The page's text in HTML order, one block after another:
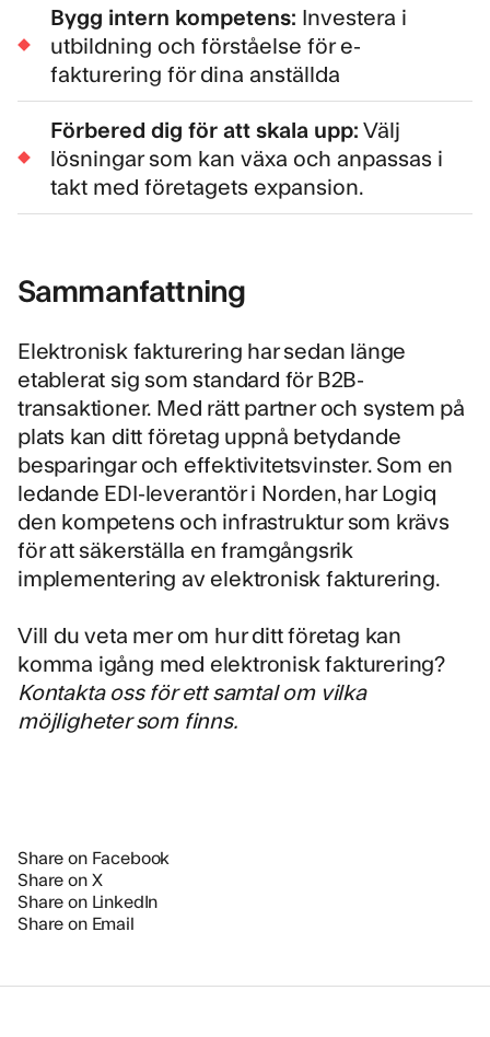
Share on Facebook
Share on X
Share on LinkedIn
Share on Email
Bygg intern kompetens: Investera i
utbildning och förståelse för e-
fakturering för dina anställda
Förbered dig för att skala upp:Välj
lösningar som kan växa och anpassas i
takt med företagets expansion.
Sammanfattning
Elektronisk fakturering har sedan länge
etablerat sig som standard för B2B-
transaktioner. Med rätt partner och system på
plats kan ditt företag uppnå betydande
besparingar och effektivitetsvinster. Som en
ledande EDI-leverantör i Norden, har Logiq
den kompetens och infrastruktur som krävs
för att säkerställa en framgångsrik
implementering av elektronisk fakturering.
Vill du veta mer om hur ditt företag kan
komma igång med elektronisk fakturering?
Kontakta oss för ett samtal om vilka
möjligheter som finns.